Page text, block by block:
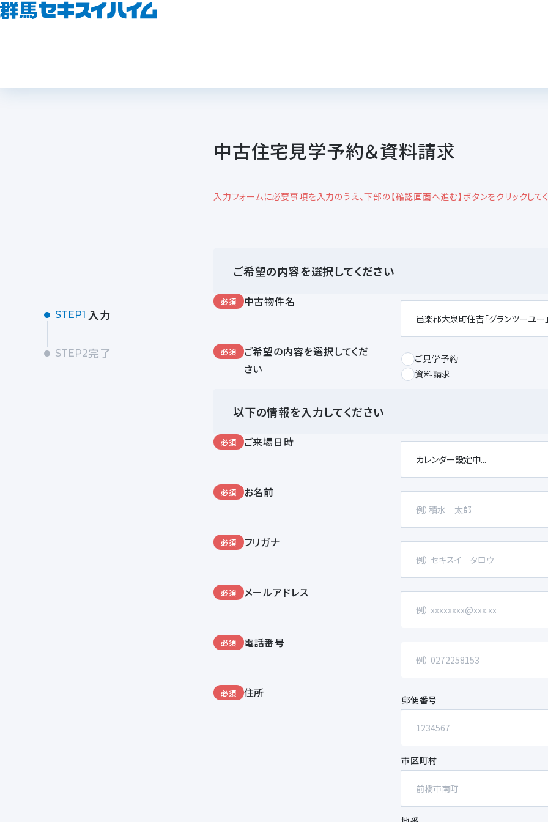
STEP1 入力
STEP2完了
中古住宅見学予約＆資料請求
入力フォームに必要事項を入力のうえ、下部の【確認画面へ進む】ボタンをクリックして
ご希望の内容を選択してください
必須 中古物件名
必須
ご希望の内容を選択してくだ
さい
ご見学予約
資料請求
以下の情報を入力してください
必須 ご来場日時
必須 お名前
必須 フリガナ
必須 メールアドレス
必須 電話番号
必須 住所 郵便番号
市区町村